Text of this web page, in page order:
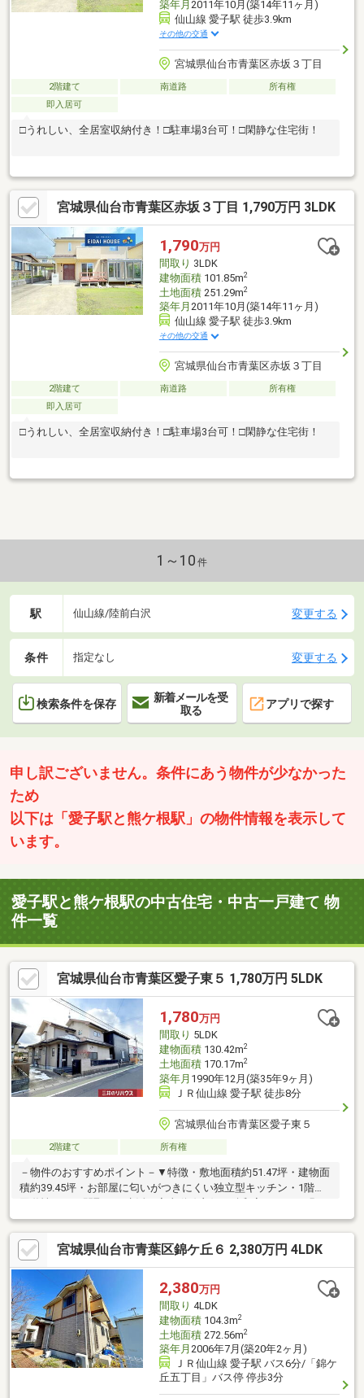
築年月 2011年10月(築14年11ヶ月)
仙山線 愛子駅 徒歩3.9km
その他の交通
宮城県仙台市青葉区赤坂３丁目
2階建て 南道路
所有権
即入居可
□うれしい、全居室収納付き！□駐車場3台可！□閑静な住宅街！
宮城県仙台市青葉区赤坂３丁目 1,790万円 3LDK
1,790万円
間取り 3LDK
建物面積101.85m2
土地面積251.29m2
築年月 2011年10月(築14年11ヶ月)
仙山線 愛子駅 徒歩3.9km
その他の交通
宮城県仙台市青葉区赤坂３丁目
2階建て 南道路
所有権
即入居可
□うれしい、全居室収納付き！□駐車場3台可！□閑静な住宅街！
1～10 件
駅 仙山線/陸前白沢 変更する
条件 指定なし 変更する
検索条件を保存
新着メールを受
取る
アプリで探す
申し訳ございません。条件にあう物件が少なかった
ため
以下は「愛子駅と熊ケ根駅」の物件情報を表示して
います。
愛子駅と熊ケ根駅の中古住宅・中古一戸建て 物
件一覧
宮城県仙台市青葉区愛子東５ 1,780万円 5LDK
1,780万円
間取り 5LDK
建物面積130.42m2
土地面積170.17m2
築年月 1990年12月(築35年9ヶ月)
ＪＲ仙山線 愛子駅 徒歩8分
宮城県仙台市青葉区愛子東５
2階建て 所有権
－物件のおすすめポイント－▼特徴・敷地面積約51.47坪・建物面
積約39.45坪・お部屋に匂いがつきにくい独立型キッチン・1階は
回遊性のある間取り、生活・家事動線良好・続和室により、明る
く風通しの良い空間・約6帖の和室は陽当りの良い広縁付・主寝室
は広さ約12帖、南向きのベランダを配置・2階北西側の洋室にキ
ッチンを設置・室内随所に収納スペースを確保・トイレを各階に
配置、来客時でも気兼ねなく利用可能▼周辺環境・セブンイレブ
ン仙台愛子東店 徒歩3分(約220m)■ ご希望の住まい探しをお手伝
いします ━━━━━・・・物件の詳細・ご相談はお気軽にお問い
合わせください。
宮城県仙台市青葉区錦ケ丘６ 2,380万円 4LDK
2,380万円
間取り 4LDK
建物面積104.3m2
土地面積272.56m2
築年月 2006年7月(築20年2ヶ月)
ＪＲ仙山線 愛子駅 バス6分/「錦ケ
丘五丁目」バス停 停歩3分